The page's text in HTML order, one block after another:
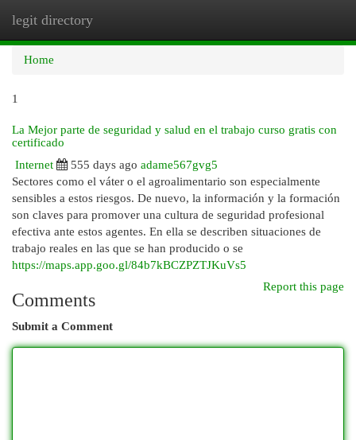
legit directory
Home
1
La Mejor parte de seguridad y salud en el trabajo curso gratis con
certificado
Internet
555 days ago adame567gvg5
Sectores como el váter o el agroalimentario son especialmente
sensibles a estos riesgos. De nuevo, la información y la formación
son claves para promover una cultura de seguridad profesional
efectiva ante estos agentes. En ella se describen situaciones de
trabajo reales en las que se han producido o se
https://maps.app.goo.gl/84b7kBCZPZTJKuVs5
Report this page
Comments
Submit a Comment